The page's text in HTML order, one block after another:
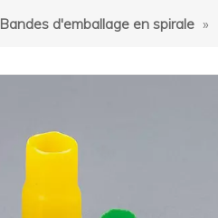
Bandes d'emballage en spirale »